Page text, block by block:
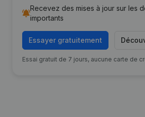
Recevez des mises à jour sur les
importants
Essayer gratuitement
Essai gratuit de 7 jours, aucune carte de